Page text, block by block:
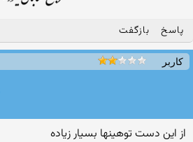
پاسخ بازگفت
کاربر
از این دست توهینها بسیار زیاده